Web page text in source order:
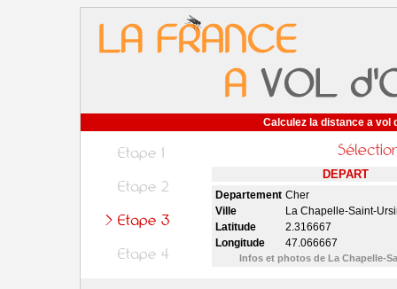
Calculez la distance a vol
DEPART
Departement Cher
Ville
La Chapelle-Saint-
Latitude
2.316667
Longitude
47.066667
Infos et photos de La Chapelle-